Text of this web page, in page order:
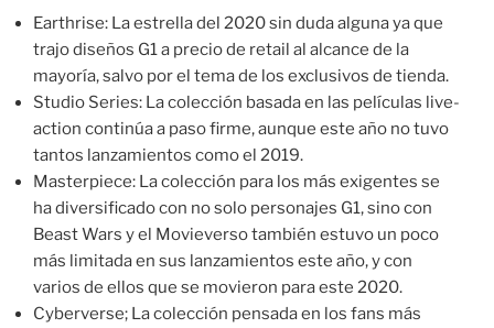
Earthrise: La estrella del 2020 sin duda alguna ya que
trajo diseños G1 a precio de retail al alcance de la
mayoría, salvo por el tema de los exclusivos de tienda.
Studio Series: La colección basada en las películas live-
action continúa a paso firme, aunque este año no tuvo
tantos lanzamientos como el 2019.
Masterpiece: La colección para los más exigentes se
ha diversificado con no solo personajes G1, sino con
Beast Wars y el Movieverso también estuvo un poco
más limitada en sus lanzamientos este año, y con
varios de ellos que se movieron para este 2020.
Cyberverse; La colección pensada en los fans más